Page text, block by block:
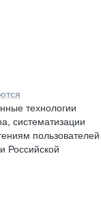
технологии
систематизации
пользователей
Российской